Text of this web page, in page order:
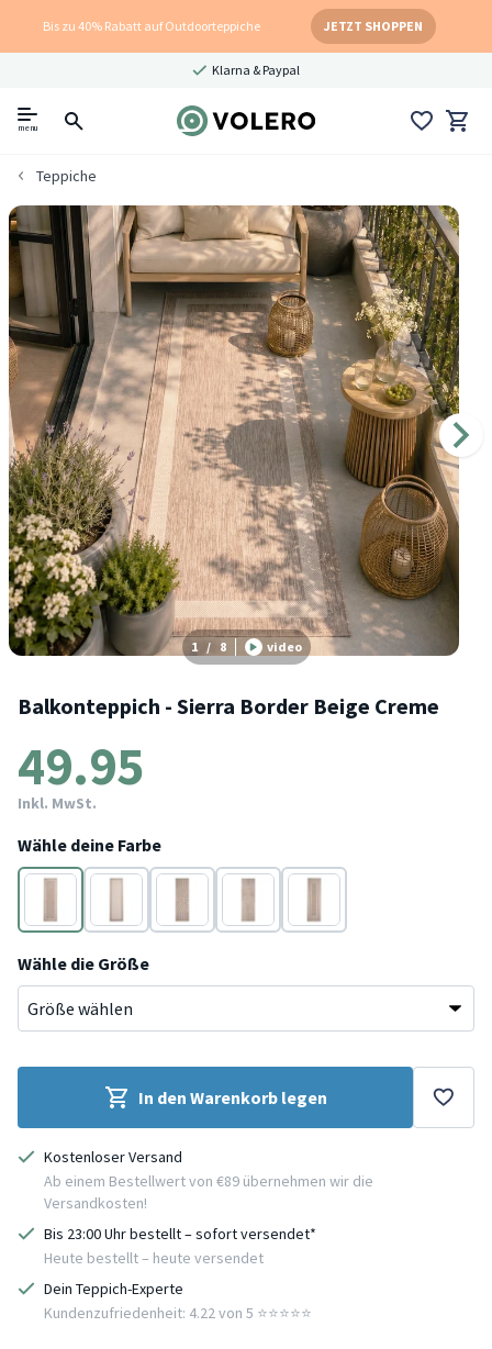
Bis zu 40% Rabatt auf Outdoorteppiche JETZT SHOPPEN
Klarna & Paypal
menu
Teppiche
1 / 8 video
Balkonteppich - Sierra Border Beige Creme
49.95
Inkl. MwSt.
Wähle deine Farbe
Beige Creme Beige Beige
Beige
Wähle die Größe
In den Warenkorb legen
Kostenloser Versand
Ab einem Bestellwert von €89 übernehmen wir die
Versandkosten!
Bis 23:00 Uhr bestellt – sofort versendet*
Heute bestellt – heute versendet
Dein Teppich-Experte
Kundenzufriedenheit: 4.22 von 5 ⭐️⭐️⭐️⭐️⭐️